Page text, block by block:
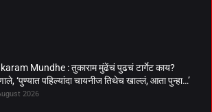
Mundhe : तुकाराम मुंढेंचं पुढचं टार्गेट काय?
‘पुण्यात पहिल्यांदा चायनीज तिथेच खाल्लं, आता पुन्हा…’
2026